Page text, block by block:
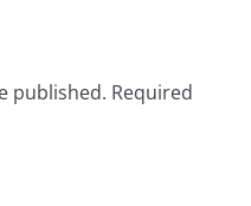
published. Required